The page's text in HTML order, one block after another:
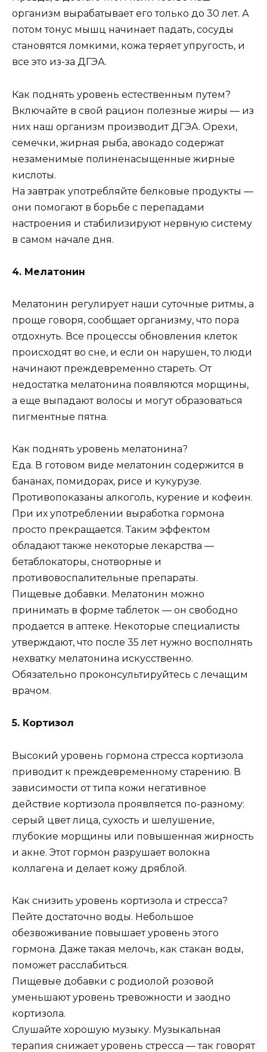
организм вырабатывает его только до 30 лет. А
потом тонус мышц начинает падать, сосуды
становятся ломкими, кожа теряет упругость, и
все это из-за ДГЭА.
Как поднять уровень естественным путем?
Включайте в свой рацион полезные жиры — из
них наш организм производит ДГЭА. Орехи,
семечки, жирная рыба, авокадо содержат
незаменимые полиненасыщенные жирные
кислоты.
На завтрак употребляйте белковые продукты —
они помогают в борьбе с перепадами
настроения и стабилизируют нервную систему
в самом начале дня.
4. Мелатонин
Мелатонин регулирует наши суточные ритмы, а
проще говоря, сообщает организму, что пора
отдохнуть. Все процессы обновления клеток
происходят во сне, и если он нарушен, то люди
начинают преждевременно стареть. От
недостатка мелатонина появляются морщины,
а еще выпадают волосы и могут образоваться
пигментные пятна.
Как поднять уровень мелатонина?
Еда. В готовом виде мелатонин содержится в
бананах, помидорах, рисе и кукурузе.
Противопоказаны алкоголь, курение и кофеин.
При их употреблении выработка гормона
просто прекращается. Таким эффектом
обладают также некоторые лекарства —
бетаблокаторы, снотворные и
противовоспалительные препараты.
Пищевые добавки. Мелатонин можно
принимать в форме таблеток — он свободно
продается в аптеке. Некоторые специалисты
утверждают, что после 35 лет нужно восполнять
нехватку мелатонина искусственно.
Обязательно проконсультируйтесь с лечащим
врачом.
5. Кортизол
Высокий уровень гормона стресса кортизола
приводит к преждевременному старению. В
зависимости от типа кожи негативное
действие кортизола проявляется по-разному:
серый цвет лица, сухость и шелушение,
глубокие морщины или повышенная жирность
и акне. Этот гормон разрушает волокна
коллагена и делает кожу дряблой.
Как снизить уровень кортизола и стресса?
Пейте достаточно воды. Небольшое
обезвоживание повышает уровень этого
гормона. Даже такая мелочь, как стакан воды,
поможет расслабиться.
Пищевые добавки с родиолой розовой
уменьшают уровень тревожности и заодно
кортизола.
Слушайте хорошую музыку. Музыкальная
терапия снижает уровень стресса — так говорят